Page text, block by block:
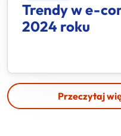
Trendy we-
2024 roku
Przeczytaj